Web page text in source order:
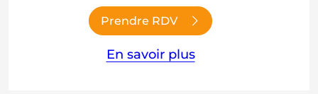
et de Réadaptation de l’hôpital de Saint-Geniez
d’Olt assure…
Prendre RDV
En savoir plus